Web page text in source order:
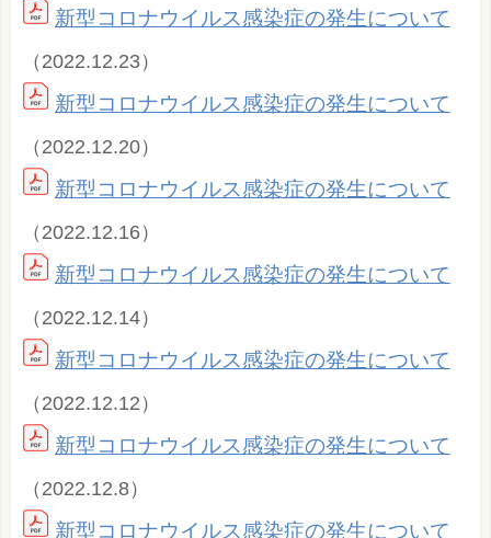
新型コロナウイルス感染症の発生について
（2022.12.23）
新型コロナウイルス感染症の発生について
（2022.12.20）
新型コロナウイルス感染症の発生について
（2022.12.16）
新型コロナウイルス感染症の発生について
（2022.12.14）
新型コロナウイルス感染症の発生について
（2022.12.12）
新型コロナウイルス感染症の発生について
（2022.12.8）
新型コロナウイルス感染症の発生について